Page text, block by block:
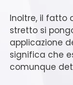
Inoltre, il fatto
stretto si
applicazione
significa che
comunque